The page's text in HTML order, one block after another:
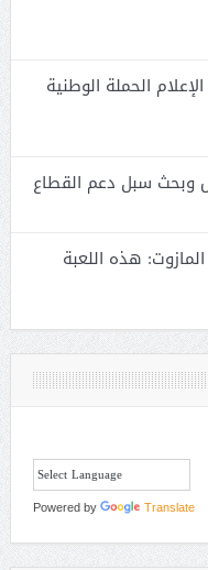
الحملة الوطنية
وبحث سبل دعم القطاع
هذه اللعبة
Powered by Translate